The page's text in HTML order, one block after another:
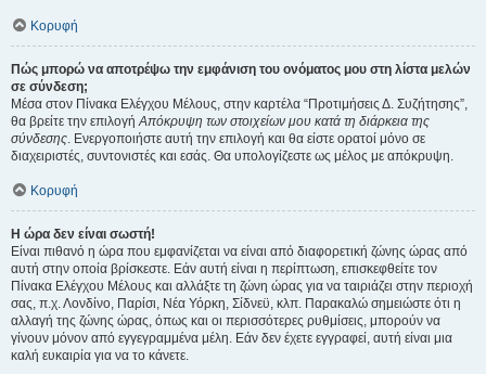
Κορυφή
Πώς μπορώ να αποτρέψω την εμφάνιση του ονόματος μου στη λίστα μελών
σε σύνδεση;
Μέσα στον Πίνακα Ελέγχου Μέλους, στην καρτέλα “Προτιμήσεις Δ. Συζήτησης”,
θα βρείτε την επιλογήΑπόκρυψη των στοιχείων μου κατά τη διάρκεια της
σύνδεσης. Ενεργοποιήστε αυτή την επιλογή και θα είστε ορατοί μόνο σε
διαχειριστές, συντονιστές και εσάς. Θα υπολογίζεστε ως μέλος με απόκρυψη.
Κορυφή
Η ώρα δεν είναι σωστή!
Είναι πιθανό η ώρα που εμφανίζεται να είναι από διαφορετική ζώνης ώρας από
αυτή στην οποία βρίσκεστε. Εάν αυτή είναι η περίπτωση, επισκεφθείτε τον
Πίνακα Ελέγχου Μέλους και αλλάξτε τη ζώνη ώρας για να ταιριάζει στην περιοχή
σας, π.χ. Λονδίνο, Παρίσι, Νέα Υόρκη, Σίδνεϋ, κλπ. Παρακαλώ σημειώστε ότι η
αλλαγή της ζώνης ώρας, όπως και οι περισσότερες ρυθμίσεις, μπορούν να
γίνουν μόνον από εγγεγραμμένα μέλη. Εάν δεν έχετε εγγραφεί, αυτή είναι μια
καλή ευκαιρία για να το κάνετε.